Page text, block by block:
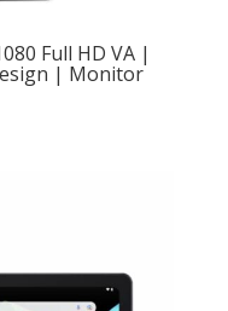
Full HD VA |
| Monitor